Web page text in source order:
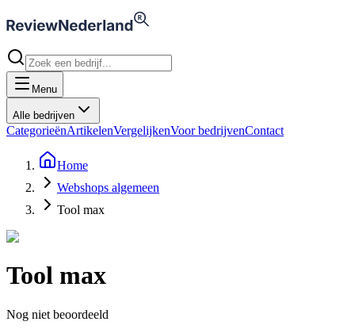
Menu
Alle bedrijven
CategorieënArtikelenVergelijkenVoor bedrijvenContact
Home
Webshops algemeen
Tool max
Tool max
Nog niet beoordeeld